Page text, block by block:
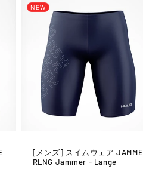
NEW
[メンズ] スイムウェア JAMME
RLNG Jammer - Lange